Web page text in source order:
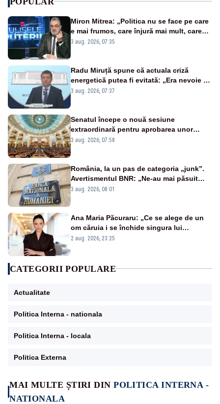
MAI MULTE ȘTIRI DINPOLITICA INTERNA -
NATIONALA
Miron Mitrea: „Politica nu se face pe care
e mai frumos, care înjură mai mult, care
țipă mai tare, ci pe proiecte”
3 aug. 2026, 07:35
Radu Miruță spune că actuala criză
energetică putea fi evitată: „Era nevoie să
ne facem iarna car și vara sanie”
3 aug. 2026, 07:37
Senatul începe o nouă sesiune
extraordinară pentru aprobarea unor
jaloane din PNRR
3 aug. 2026, 07:58
România, la un pas de categoria „junk”.
Avertismentul BNR: „Ne-au mai păsuit
pentru câteva luni”
3 aug. 2026, 08:01
Ana Maria Păcuraru: „Ce se alege de un
om căruia i se închide singura lui
portiță?”
2 aug. 2026, 23:25
CATEGORII POPULARE
Actualitate
Politica Interna - nationala
Politica Interna - locala
Politica Externa